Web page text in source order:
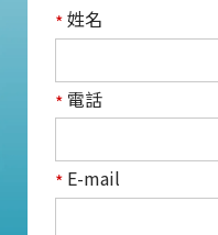
*姓名
* 電話
* E-mail